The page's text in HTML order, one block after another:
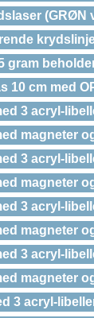
gram
10 cm med
3 acryl-
magneter
3 acryl-
magneter
3 acryl-
magneter
3 acryl-
magneter
3 acryl-